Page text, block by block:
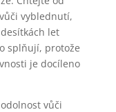
vyblednutí,
let
splňují, protože
je docíleno
vůči